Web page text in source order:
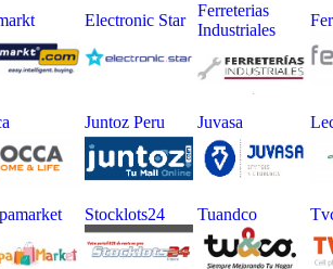
Electronic Star
Ferreterias
Industriales
Juntoz Peru Juvasa
Stocklots24 Tuandco